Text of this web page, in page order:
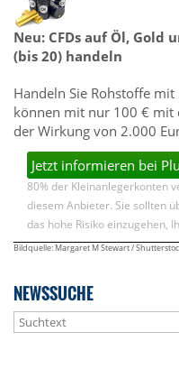
Neu: CFDs auf Öl, Gold
(bis 20) handeln
Handeln Sie Rohstoffe
können mit nur 100 € mit
der Wirkung von 2.000
Jetzt informieren bei
80% der Kleinanlegerkonten
diesem Anbieter. Sie sollten
das hohe Risiko einzugehen,
Bildquelle: Margaret M Stewart /
NEWSSUCHE